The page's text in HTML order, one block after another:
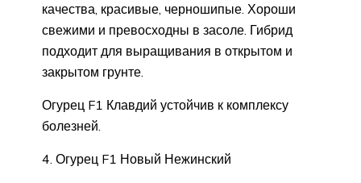
качества, красивые, черношипые. Хороши
свежими и превосходны в засоле. Гибрид
подходит для выращивания в открытом и
закрытом грунте.
Огурец F1 Клавдий устойчив к комплексу
болезней.
4. Огурец F1 Новый Нежинский